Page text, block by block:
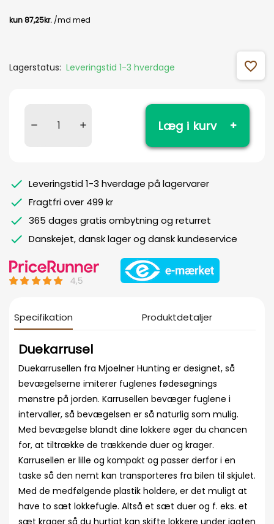
Lagerstatus: Leveringstid 1-3 hverdage favorite_outline
Læg i kurv
Leveringstid 1-3 hverdage på lagervarer
Fragtfri over 499 kr
365 dages gratis ombytning og returret
Danskejet, dansk lager og dansk kundeservice
Specifikation Produktdetaljer
Duekarrusel
Duekarrusellen fra Mjoelner Hunting er designet, så
bevægelserne imiterer fuglenes fødesøgnings
mønstre på jorden. Karrusellen bevæger fuglene i
intervaller, så bevægelsen er så naturlig som mulig.
Med bevægelse blandt dine lokkere øger du chancen
for, at tiltrække de trækkende duer og krager.
Karrusellen er lille og kompakt og passer derfor i en
taske så den nemt kan transporteres fra bilen til skjulet.
Med de medfølgende plastik holdere, er det muligt at
have to sæt lokkefugle. Altså et sæt duer og f. eks. et